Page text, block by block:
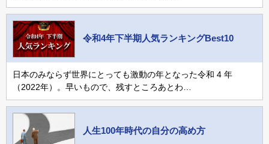
令和4年下半期人気ランキングBest10
日本のみならず世界にとっても激動の年となった令和 4 年
（2022年）。早いもので、残すところあとわ…
人生100年時代の自分の高め方